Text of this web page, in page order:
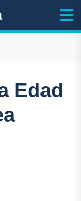
Edad